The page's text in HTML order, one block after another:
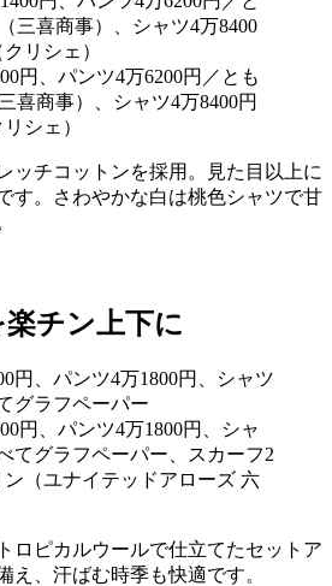
円、パンツ4万6200円／とも
喜商事）、シャツ4万8400円
シェ）
ッチコットンを採用。見た目以上に
す。さわやかな白は桃色シャツで甘
チン上下に
円、パンツ4万1800円、シャ
てグラフペーパー、スカーフ2
ン（ユナイテッドアローズ 六
ロピカルウールで仕立てたセットア
え、汗ばむ時季も快適です。